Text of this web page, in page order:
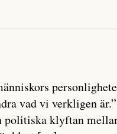
vad vi verkligen
klyftan